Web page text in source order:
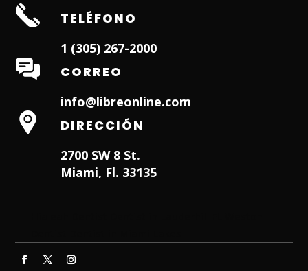
TELÉFONO
1 (305) 267-2000
CORREO
info@libreonline.com
DIRECCIÓN
2700 SW 8 St.
Miami, Fl. 33135